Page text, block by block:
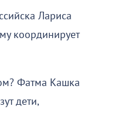
Лариса
координирует
Фатма Кашка
дети,